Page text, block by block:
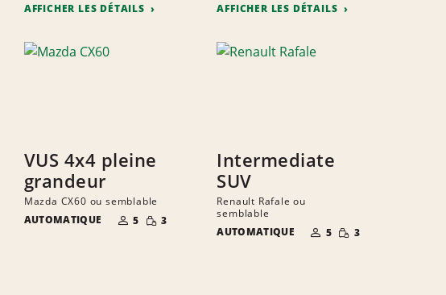
AFFICHER LES DÉTAILS
AFFICHER LES DÉTAILS
VUS 4x4 pleine
grandeur
Mazda CX60 ou semblable
AUTOMATIQUE
NOMBRE DE
PERSONNES
5 QUANTITÉ
RÉDUITE
3
Intermediate
SUV
Renault Rafale ou
semblable
AUTOMATIQUE
NOMBRE DE
PERSONNES
5 QUANTITÉ
RÉDUITE
3